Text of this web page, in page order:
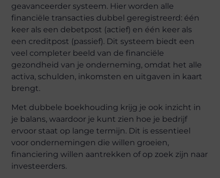
geavanceerder systeem. Hier worden alle
financiële transacties dubbel geregistreerd: één
keer als een debetpost (actief) en één keer als
een creditpost (passief). Dit systeem biedt een
veel completer beeld van de financiële
gezondheid van je onderneming, omdat het alle
activa, schulden, inkomsten en uitgaven in kaart
brengt.
Met dubbele boekhouding krijg je ook inzicht in
je balans, waardoor je kunt zien hoe je bedrijf
ervoor staat op lange termijn. Dit is essentieel
voor ondernemingen die willen groeien,
financiering willen aantrekken of op zoek zijn naar
investeerders.